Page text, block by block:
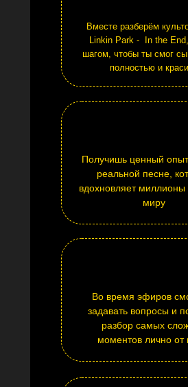
Вместе разберём
Linkin Park - In the
шагом, чтобы ты смог
полностью и
Во время эфиров
задавать вопросы и
разбор самых
моментов лично от
Получишь ценный
реальной песне,
вдохновляет миллионы
миру